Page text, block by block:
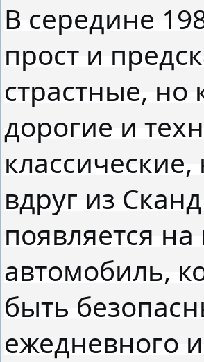
В середине
прост и
страстные,
дорогие и
вдруг из
появляется
автомобиль,
быть
ежедневного